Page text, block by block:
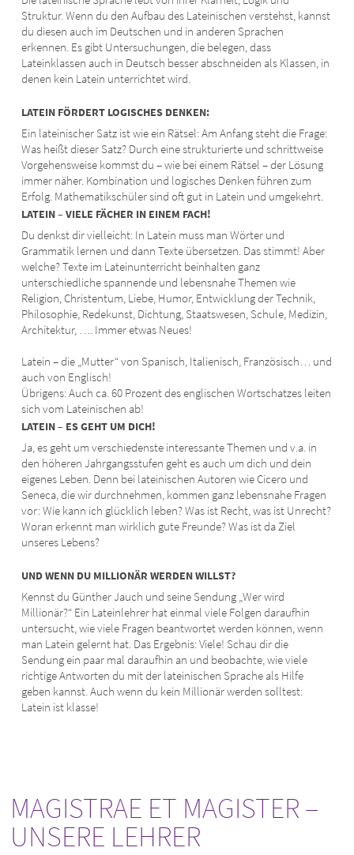
Struktur. Wenn du den Aufbau des Lateinischen verstehst, kannst
du diesen auch im Deutschen und in anderen Sprachen
erkennen. Es gibt Untersuchungen, die belegen, dass
Lateinklassen auch in Deutsch besser abschneiden als Klassen, in
denen kein Latein unterrichtet wird.
LATEIN FÖRDERT LOGISCHES DENKEN:
Ein lateinischer Satz ist wie ein Rätsel: Am Anfang steht die Frage:
Was heißt dieser Satz? Durch eine strukturierte und schrittweise
Vorgehensweise kommst du – wie bei einem Rätsel – der Lösung
immer näher. Kombination und logisches Denken führen zum
Erfolg. Mathematikschüler sind oft gut in Latein und umgekehrt.
LATEIN – VIELE FÄCHER IN EINEM FACH!
Du denkst dir vielleicht: In Latein muss man Wörter und
Grammatik lernen und dann Texte übersetzen. Das stimmt! Aber
welche? Texte im Lateinunterricht beinhalten ganz
unterschiedliche spannende und lebensnahe Themen wie
Religion, Christentum, Liebe, Humor, Entwicklung der Technik,
Philosophie, Redekunst, Dichtung, Staatswesen, Schule, Medizin,
Architektur, …. Immer etwas Neues!
Latein – die „Mutter“ von Spanisch, Italienisch, Französisch… und
auch von Englisch!
Übrigens: Auch ca. 60 Prozent des englischen Wortschatzes leiten
sich vom Lateinischen ab!
LATEIN – ES GEHT UM DICH!
Ja, es geht um verschiedenste interessante Themen und v.a. in
den höheren Jahrgangsstufen geht es auch um dich und dein
eigenes Leben. Denn bei lateinischen Autoren wie Cicero und
Seneca, die wir durchnehmen, kommen ganz lebensnahe Fragen
vor: Wie kann ich glücklich leben? Was ist Recht, was ist Unrecht?
Woran erkennt man wirklich gute Freunde? Was ist da Ziel
unseres Lebens?
UND WENN DU MILLIONÄR WERDEN WILLST?
Kennst du Günther Jauch und seine Sendung „Wer wird
Millionär?“ Ein Lateinlehrer hat einmal viele Folgen daraufhin
untersucht, wie viele Fragen beantwortet werden können, wenn
man Latein gelernt hat. Das Ergebnis: Viele! Schau dir die
Sendung ein paar mal daraufhin an und beobachte, wie viele
richtige Antworten du mit der lateinischen Sprache als Hilfe
geben kannst. Auch wenn du kein Millionär werden solltest:
Latein ist klasse!
MAGISTRAE ET MAGISTER –
UNSERE LEHRER